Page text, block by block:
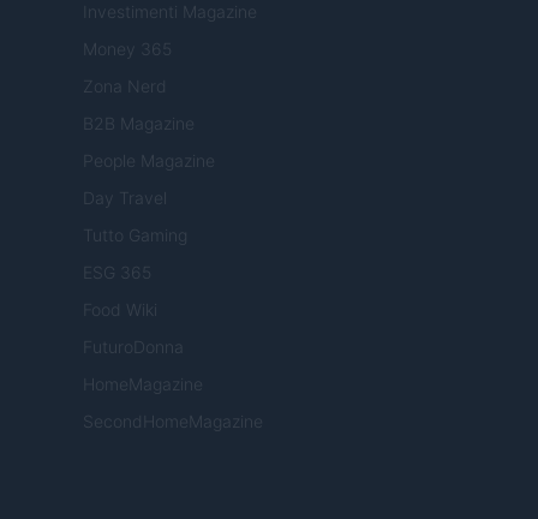
Investimenti Magazine
Money 365
Zona Nerd
B2B Magazine
People Magazine
Day Travel
Tutto Gaming
ESG 365
Food Wiki
FuturoDonna
HomeMagazine
SecondHomeMagazine